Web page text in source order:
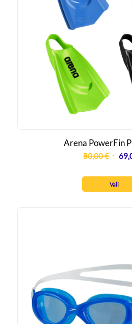
Arena PowerFin
80,00€ Algne
oli:
80,00
Vali